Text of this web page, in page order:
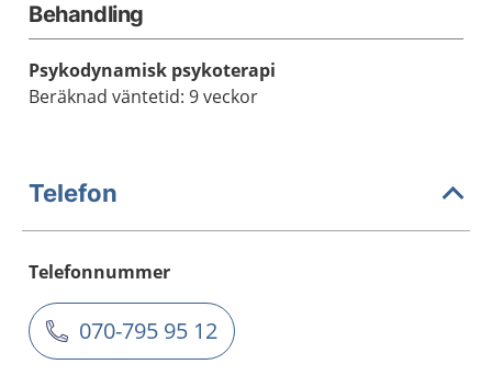
Behandling
Psykodynamisk psykoterapi
Beräknad väntetid: 9 veckor
Telefon
Telefonnummer
070-795 95 12